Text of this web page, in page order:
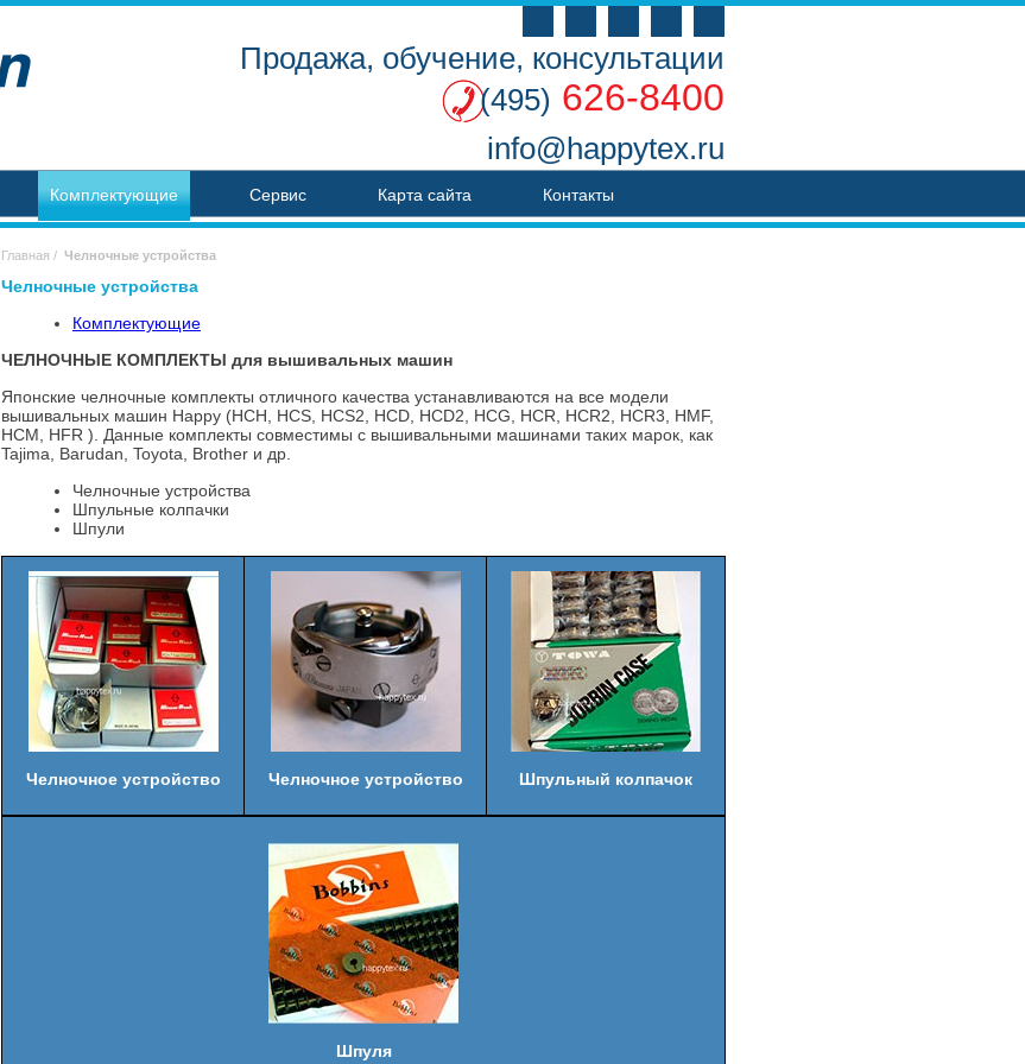
Продажа, обучение, консультации
(495) 626-8400
info@happytex.ru
Комплектующие Сервис Карта сайта Контакты
Главная / Челночные устройства
Челночные устройства
Комплектующие
ЧЕЛНОЧНЫЕ КОМПЛЕКТЫ для вышивальных машин
Японские челночные комплекты отличного качества устанавливаются на все модели
вышивальных машин Happy (HCH, HCS, HCS2, HCD, HCD2, HCG, HCR, HCR2, HCR3, HMF,
HCM, HFR ). Данные комплекты совместимы с вышивальными машинами таких марок, как
Tajima, Barudan, Toyota, Brother и др.
Челночные устройства
Шпульные колпачки
Шпули
Челночное устройство Челночное устройство Шпульный колпачок
Шпуля